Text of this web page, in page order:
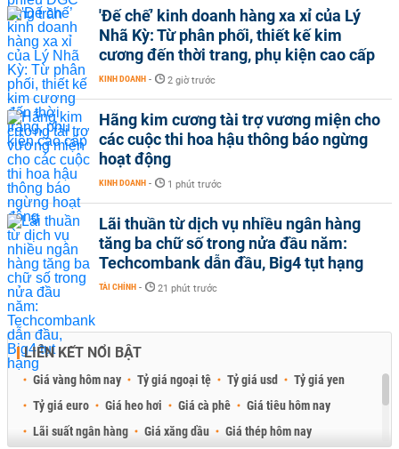
'Đế chế’ kinh doanh hàng xa xỉ của Lý
Nhã Kỳ: Từ phân phối, thiết kế kim
cương đến thời trang, phụ kiện cao cấp
KINH DOANH - 2 giờ trước
Hãng kim cương tài trợ vương miện cho
các cuộc thi hoa hậu thông báo ngừng
hoạt động
KINH DOANH - 1 phút trước
Lãi thuần từ dịch vụ nhiều ngân hàng
tăng ba chữ số trong nửa đầu năm:
Techcombank dẫn đầu, Big4 tụt hạng
TÀI CHÍNH - 21 phút trước
LIÊN KẾT NỔI BẬT
Giá vàng hôm nay Tỷ giá ngoại tệ Tỷ giá usd
Tỷ giá yen
Tỷ giá euro
Giá heo hơi Giá cà phê
Giá tiêu hôm nay
Lãi suất ngân hàng
Giá xăng dầu Giá thép hôm nay